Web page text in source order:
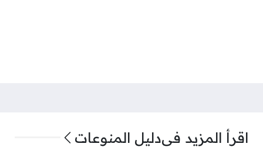
اقرأ المزيد فيدليل المنوعات